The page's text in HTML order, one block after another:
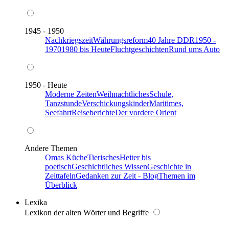
1945 - 1950
NachkriegszeitWährungsreform40 Jahre DDR1950 -
19701980 bis HeuteFluchtgeschichtenRund ums Auto
1950 - Heute
Moderne ZeitenWeihnachtlichesSchule,
TanzstundeVerschickungskinderMaritimes,
SeefahrtReiseberichteDer vordere Orient
Andere Themen
Omas KücheTierischesHeiter bis
poetischGeschichtliches WissenGeschichte in
ZeittafelnGedanken zur Zeit - BlogThemen im
Überblick
Lexika
Lexikon der alten Wörter und Begriffe